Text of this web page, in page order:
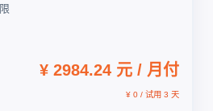
¥ 2984.24 元 / 月付
¥ 0 / 试用 3 天